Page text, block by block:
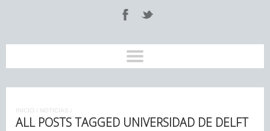
INICIO / NOTICIAS /
ALL POSTS TAGGED UNIVERSIDAD DE DELFT